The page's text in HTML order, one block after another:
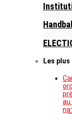
Handball
Les